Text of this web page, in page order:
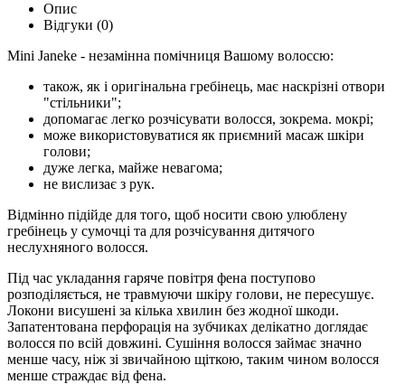
Опис
Відгуки (0)
Mini Janeke - незамінна помічниця Вашому волоссю:
також, як і оригінальна гребінець, має наскрізні отвори
"стільники";
допомагає легко розчісувати волосся, зокрема. мокрі;
може використовуватися як приємний масаж шкіри
голови;
дуже легка, майже невагома;
не вислизає з рук.
Відмінно підійде для того, щоб носити свою улюблену
гребінець у сумочці та для розчісування дитячого
неслухняного волосся.
Під час укладання гаряче повітря фена поступово
розподіляється, не травмуючи шкіру голови, не пересушує.
Локони висушені за кілька хвилин без жодної шкоди.
Запатентована перфорація на зубчиках делікатно доглядає
волосся по всій довжині. Сушіння волосся займає значно
менше часу, ніж зі звичайною щіткою, таким чином волосся
менше страждає від фена.